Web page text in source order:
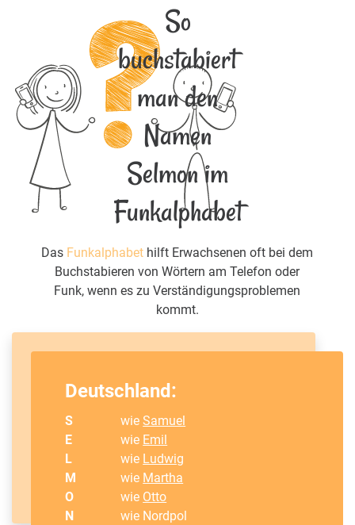
So
buchstabiert
man den
Namen
Selmon im
Funkalphabet
Das Funkalphabet hilft Erwachsenen oft bei dem
Buchstabieren von Wörtern am Telefon oder
Funk, wenn es zu Verständigungsproblemen
kommt.
Deutschland:
S wieSamuel
E
wie Emil
L
wie Ludwig
M
wie Martha
O
wie Otto
N
wie Nordpol